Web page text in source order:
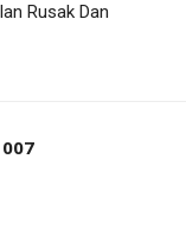
Rusak Dan